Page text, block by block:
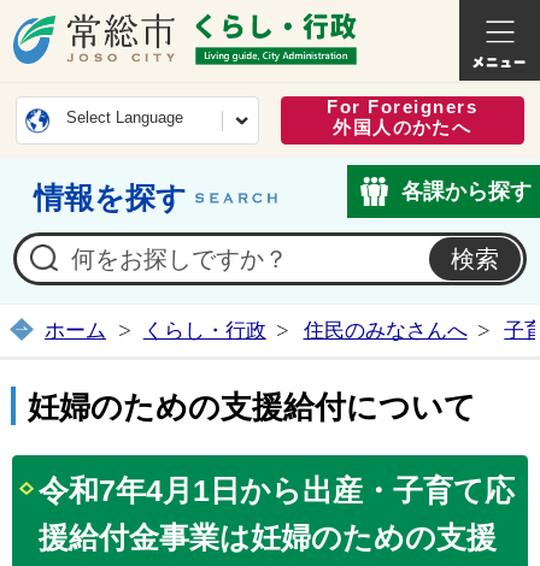
常総市公式ホームページ
くらし
Select Language
For Foreigners
外国人のかたへ
情報を探す 各課から探す
ホーム くらし・行政 住民のみなさんへ 子
妊婦のための支援給付について
令和7年4月1日から出産・子育て応
援給付金事業は妊婦のための支援